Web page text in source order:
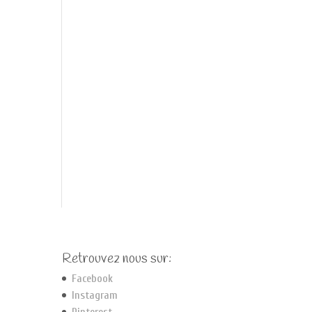
Retrouvez nous sur:
Facebook
Instagram